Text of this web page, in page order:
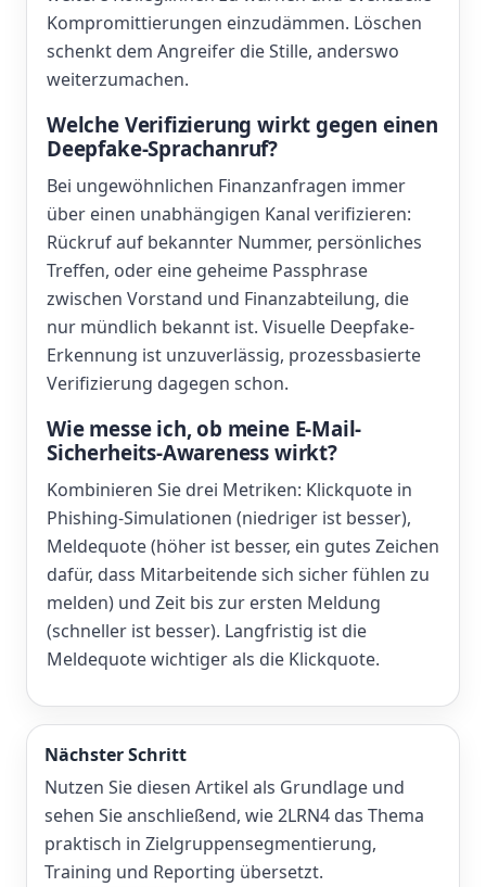
Kompromittierungen einzudämmen. Löschen
schenkt dem Angreifer die Stille, anderswo
weiterzumachen.
Welche Verifizierung wirkt gegen einen
Deepfake-Sprachanruf?
Bei ungewöhnlichen Finanzanfragen immer
über einen unabhängigen Kanal verifizieren:
Rückruf auf bekannter Nummer, persönliches
Treffen, oder eine geheime Passphrase
zwischen Vorstand und Finanzabteilung, die
nur mündlich bekannt ist. Visuelle Deepfake-
Erkennung ist unzuverlässig, prozessbasierte
Verifizierung dagegen schon.
Wie messe ich, ob meine E-Mail-
Sicherheits-Awareness wirkt?
Kombinieren Sie drei Metriken: Klickquote in
Phishing-Simulationen (niedriger ist besser),
Meldequote (höher ist besser, ein gutes Zeichen
dafür, dass Mitarbeitende sich sicher fühlen zu
melden) und Zeit bis zur ersten Meldung
(schneller ist besser). Langfristig ist die
Meldequote wichtiger als die Klickquote.
Nächster Schritt
Nutzen Sie diesen Artikel als Grundlage und
sehen Sie anschließend, wie 2LRN4 das Thema
praktisch in Zielgruppensegmentierung,
Training und Reporting übersetzt.